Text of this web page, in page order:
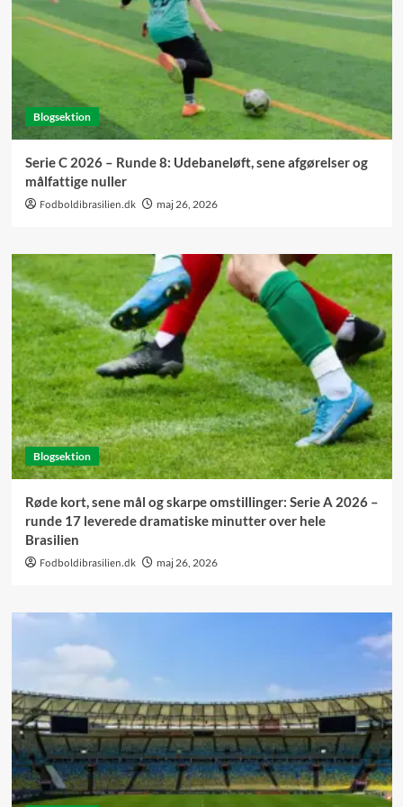
Blogsektion
Serie C 2026 – Runde 8: Udebaneløft, sene afgørelser og
målfattige nuller
Fodboldibrasilien.dk maj 26, 2026
Blogsektion
Røde kort, sene mål og skarpe omstillinger: Serie A 2026 –
runde 17 leverede dramatiske minutter over hele
Brasilien
Fodboldibrasilien.dk maj 26, 2026